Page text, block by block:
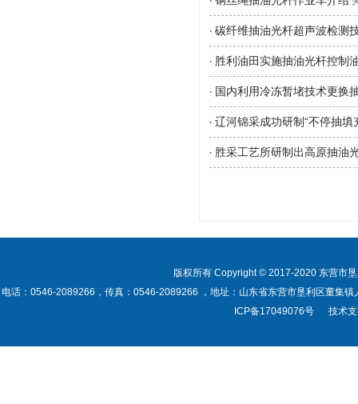
· 碳纤维抽油光杆超声波检测
· 胜利油田实施抽油光杆控制
· 国内利用冷冻暂堵技术更换
· 辽河锦采成功研制“不停抽填
· 胜采工艺所研制出高原抽油
版权所有 Copyright © 2017-2020 东营市
电话：0546-2089266，传真：0546-2089266 ，地址：山东省东营市垦利区董集
ICP备17049076号
技术